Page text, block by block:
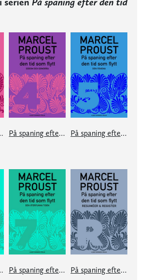
som flytt. 3 På spaning efter den tid som flytt. 4 På spaning efter den tid som flytt. 5
som flytt. 6 På spaning efter den tid som flytt. 7 På spaning efter den tid som flytt: Resuméer och register